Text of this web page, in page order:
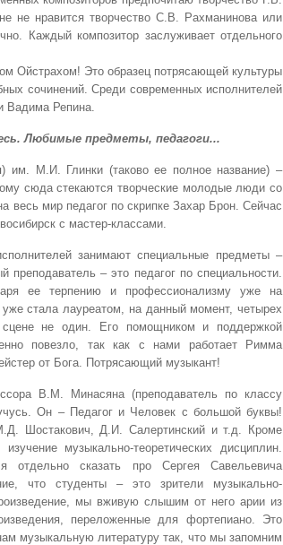
не нравится творчество С.В. Рахманинова или
Каждый композитор заслуживает отдельного
Ойстрахом! Это образец потрясающей культуры
сочинений. Среди современных исполнителей
Вадима Репина.
Любимые предметы, педагоги...
им. М.И. Глинки (таково ее полное название) –
сюда стекаются творческие молодые люди со
весь мир педагог по скрипке Захар Брон. Сейчас
с мастер-классами.
занимают специальные предметы –
преподаватель – это педагог по специальности.
ее терпению и профессионализму уже на
стала лауреатом, на данный момент, четырех
не один. Его помощником и поддержкой
повезло, так как с нами работает Римма
от Бога. Потрясающий музыкант!
В.М. Минасяна (преподаватель по классу
Он – Педагог и Человек с большой буквы!
Шостакович, Д.И. Салертинский и т.д. Кроме
музыкально-теоретических дисциплин.
отдельно сказать про Сергея Савельевича
что студенты – это зрители музыкально-
мы вживую слышим от него арии из
переложенные для фортепиано. Это
музыкальную литературу так, что мы запомним